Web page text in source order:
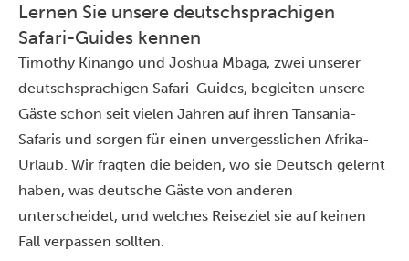
Lernen Sie unsere deutschsprachigen
Safari-Guides kennen
Timothy Kinango und Joshua Mbaga, zwei unserer
deutschsprachigen Safari-Guides, begleiten unsere
Gäste schon seit vielen Jahren auf ihren Tansania-
Safaris und sorgen für einen unvergesslichen Afrika-
Urlaub. Wir fragten die beiden, wo sie Deutsch gelernt
haben, was deutsche Gäste von anderen
unterscheidet, und welches Reiseziel sie auf keinen
Fall verpassen sollten.